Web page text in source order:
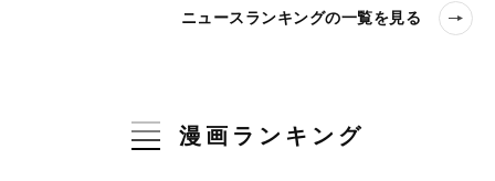
ニュースランキングの一覧を見る
漫画ランキング